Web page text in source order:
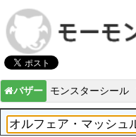
バザー モンスターシール